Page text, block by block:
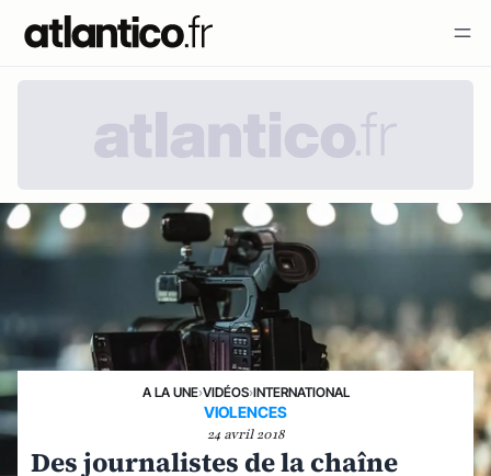
A LA UNE›VIDÉOS›INTERNATIONAL
VIOLENCES
24 avril 2018
Des journalistes de la chaîne